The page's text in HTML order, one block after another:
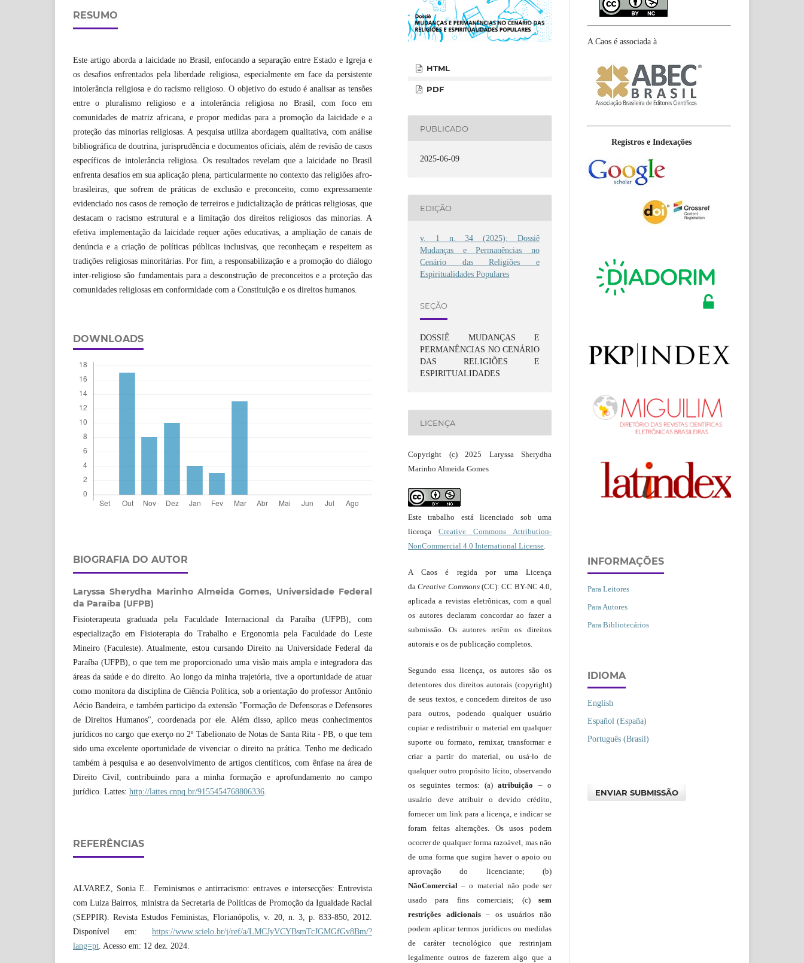
RESUMO
Este artigo aborda a laicidade no Brasil, enfocando a separação entre Estado e Igreja e
os desafios enfrentados pela liberdade religiosa, especialmente em face da persistente
intolerância religiosa e do racismo religioso. O objetivo do estudo é analisar as tensões
entre o pluralismo religioso e a intolerância religiosa no Brasil, com foco em
comunidades de matriz africana, e propor medidas para a promoção da laicidade e a
proteção das minorias religiosas. A pesquisa utiliza abordagem qualitativa, com análise
bibliográfica de doutrina, jurisprudência e documentos oficiais, além de revisão de casos
específicos de intolerância religiosa. Os resultados revelam que a laicidade no Brasil
enfrenta desafios em sua aplicação plena, particularmente no contexto das religiões afro-
brasileiras, que sofrem de práticas de exclusão e preconceito, como expressamente
evidenciado nos casos de remoção de terreiros e judicialização de práticas religiosas, que
destacam o racismo estrutural e a limitação dos direitos religiosos das minorias. A
efetiva implementação da laicidade requer ações educativas, a ampliação de canais de
denúncia e a criação de políticas públicas inclusivas, que reconheçam e respeitem as
tradições religiosas minoritárias. Por fim, a responsabilização e a promoção do diálogo
inter-religioso são fundamentais para a desconstrução de preconceitos e a proteção das
comunidades religiosas em conformidade com a Constituição e os direitos humanos.
DOWNLOADS
BIOGRAFIA DO AUTOR
Laryssa Sherydha Marinho Almeida Gomes, Universidade Federal
da Paraíba (UFPB)
Fisioterapeuta graduada pela Faculdade Internacional da Paraíba (UFPB), com
especialização em Fisioterapia do Trabalho e Ergonomia pela Faculdade do Leste
Mineiro (Faculeste). Atualmente, estou cursando Direito na Universidade Federal da
Paraíba (UFPB), o que tem me proporcionado uma visão mais ampla e integradora das
áreas da saúde e do direito. Ao longo da minha trajetória, tive a oportunidade de atuar
como monitora da disciplina de Ciência Política, sob a orientação do professor Antônio
Aécio Bandeira, e também participo da extensão "Formação de Defensoras e Defensores
de Direitos Humanos", coordenada por ele. Além disso, aplico meus conhecimentos
jurídicos no cargo que exerço no 2º Tabelionato de Notas de Santa Rita - PB, o que tem
sido uma excelente oportunidade de vivenciar o direito na prática. Tenho me dedicado
também à pesquisa e ao desenvolvimento de artigos científicos, com ênfase na área de
Direito Civil, contribuindo para a minha formação e aprofundamento no campo
jurídico. Lattes: http://lattes.cnpq.br/9155454768806336.
REFERÊNCIAS
ALVAREZ, Sonia E.. Feminismos e antirracismo: entraves e intersecções: Entrevista
com Luiza Bairros, ministra da Secretaria de Políticas de Promoção da Igualdade Racial
(SEPPIR). Revista Estudos Feministas, Florianópolis, v. 20, n. 3, p. 833-850, 2012.
Disponível em: https://www.scielo.br/j/ref/a/LMCJyVCYBsmTcJGMGfGv8Bm/?
lang=pt. Acesso em: 12 dez. 2024.
HTML
PDF
PUBLICADO
2025-06-09
EDIÇÃO
v. 1 n. 34 (2025): Dossiê
Mudanças e Permanências no
Cenário das Religiões e
Espiritualidades Populares
SEÇÃO
DOSSIÊ MUDANÇAS E
PERMANÊNCIAS NO CENÁRIO
DAS RELIGIÕES E
ESPIRITUALIDADES
LICENÇA
Copyright (c) 2025 Laryssa Sherydha
Marinho Almeida Gomes
Este trabalho está licenciado sob uma
licença Creative Commons Attribution-
NonCommercial 4.0 International License.
A Caos é regida por uma Licença
daCreative Commons(CC): CC BY-NC 4.0,
aplicada a revistas eletrônicas, com a qual
os autores declaram concordar ao fazer a
submissão. Os autores retêm os direitos
autorais e os de publicação completos.
Segundo essa licença, os autores são os
detentores dos direitos autorais (copyright)
de seus textos, e concedem direitos de uso
para outros, podendo qualquer usuário
copiar e redistribuir o material em qualquer
suporte ou formato, remixar, transformar e
criar a partir do material, ou usá-lo de
qualquer outro propósito lícito, observando
os seguintes termos: (a)atribuição – o
usuário deve atribuir o devido crédito,
fornecer um link para a licença, e indicar se
foram feitas alterações. Os usos podem
ocorrer de qualquer forma razoável, mas não
de uma forma que sugira haver o apoio ou
aprovação do licenciante; (b)
NãoComercial – o material não pode ser
usado para fins comerciais; (c) sem
restrições adicionais– os usuários não
podem aplicar termos jurídicos ou medidas
de caráter tecnológico que restrinjam
legalmente outros de fazerem algo que a
A Caos é associada à
Registros e Indexações
INFORMAÇÕES
Para Leitores
Para Autores
Para Bibliotecários
IDIOMA
English
Español (España)
Português (Brasil)
ENVIAR SUBMISSÃO